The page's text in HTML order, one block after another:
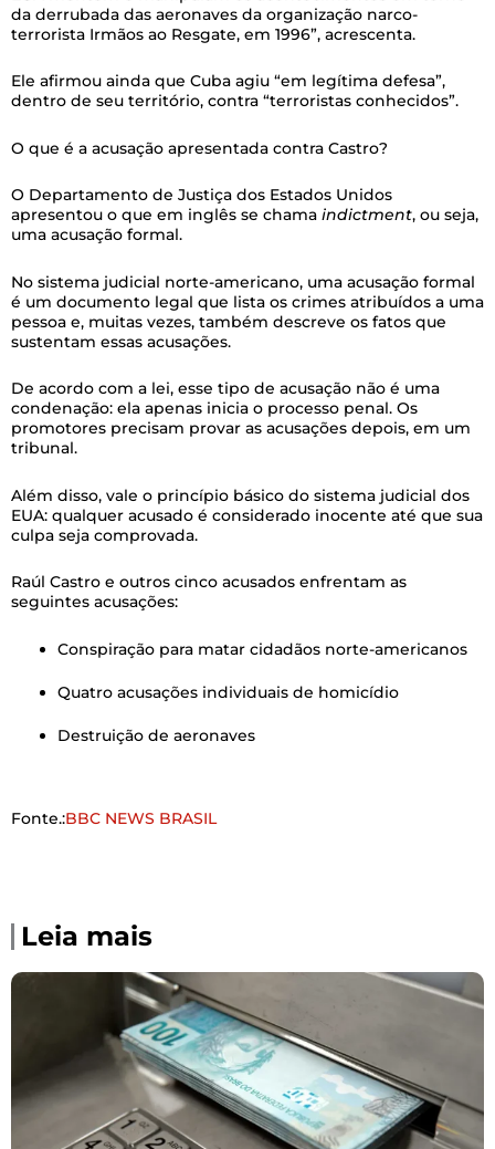
da derrubada das aeronaves da organização narco-
terrorista Irmãos ao Resgate, em 1996”, acrescenta.
Ele afirmou ainda que Cuba agiu “em legítima defesa”,
dentro de seu território, contra “terroristas conhecidos”.
O que é a acusação apresentada contra Castro?
O Departamento de Justiça dos Estados Unidos
apresentou o que em inglês se chama indictment, ou seja,
uma acusação formal.
No sistema judicial norte-americano, uma acusação formal
é um documento legal que lista os crimes atribuídos a uma
pessoa e, muitas vezes, também descreve os fatos que
sustentam essas acusações.
De acordo com a lei, esse tipo de acusação não é uma
condenação: ela apenas inicia o processo penal. Os
promotores precisam provar as acusações depois, em um
tribunal.
Além disso, vale o princípio básico do sistema judicial dos
EUA: qualquer acusado é considerado inocente até que sua
culpa seja comprovada.
Raúl Castro e outros cinco acusados enfrentam as
seguintes acusações:
Conspiração para matar cidadãos norte-americanos
Quatro acusações individuais de homicídio
Destruição de aeronaves
Fonte.:BBC NEWS BRASIL
Leia mais